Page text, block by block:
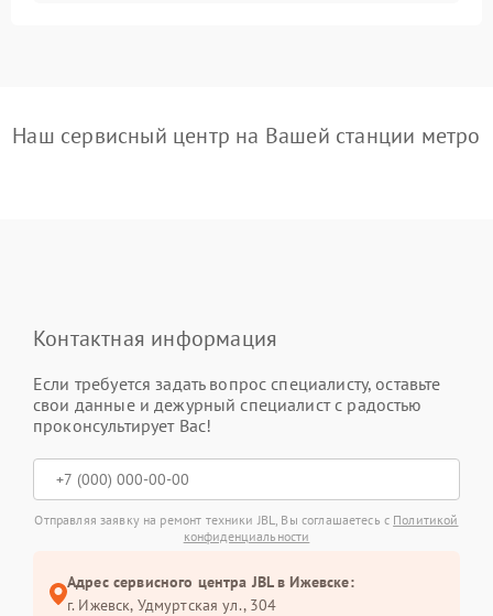
Наш сервисный центр на Вашей станции метро
Контактная информация
Если требуется задать вопрос специалисту, оставьте
свои данные и дежурный специалист с радостью
проконсультирует Вас!
Отправляя заявку на ремонт техники JBL, Вы соглашаетесь с Политикой
конфиденциальности
Адрес сервисного центра JBL в Ижевске:
г. Ижевск, Удмуртская ул., 304